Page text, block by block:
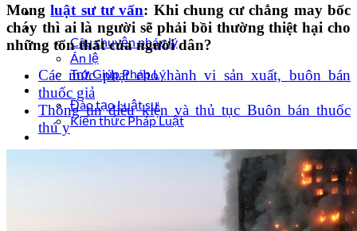
Luật sư tư vấn
Vấn đề pháp lý
Câu chuyện pháp lý
Án lệ
Trợ Giúp Pháp Lý
Nghề Luật
Đào tạo Luật sư
Kiến thức Pháp Luật
Kinh nghiệm – Kỹ năng
Tin tức pháp luật
Mongluật sư tư vấn: Khi chung cư chẳng may bốc
cháy thì ai là người sẽ phải bồi thường thiệt hại cho
những tổn thất của người dân?
Các mức phạt cho hành vi sản xuất, buôn bán
thuốc giả
Thông tin điều kiện và thủ tục Buôn bán thuốc
thú y